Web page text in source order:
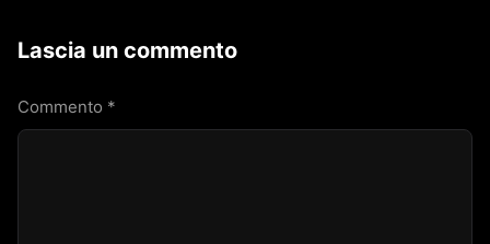
Lascia un commento
Commento *